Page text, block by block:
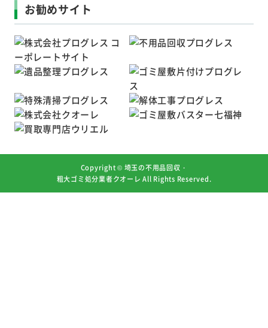
お勧めサイト
Copyright © 埼玉の不用品回収・
粗大ゴミ処分業者クオーレ All Rights Reserved.